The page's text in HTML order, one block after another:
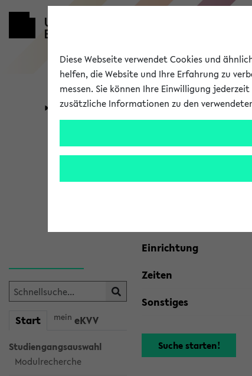
Universität Forschung
Start mein eKVV
Studiengangsauswahl
Modulrecherche
Ihre Suchkriterien:
Einrichtung
Zeiten
Sonstiges
Diese Webseite verwendet Cookies und
helfen, die Website und Ihre Erfahrung zu
messen. Sie können Ihre Einwilligung
zusätzliche Informationen zu den